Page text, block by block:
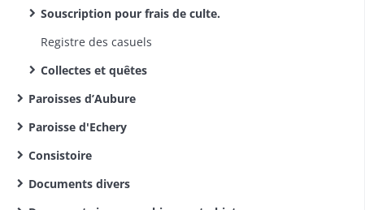
Souscription pour frais de culte.
Registre des casuels
Collectes et quêtes
Paroisses d’Aubure
Paroisse d'Echery
Consistoire
Documents divers